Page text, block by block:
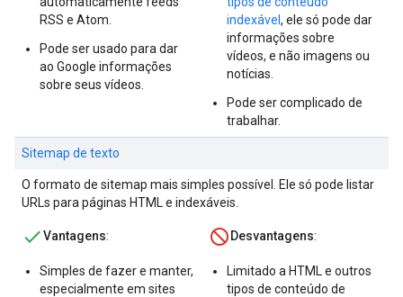
RSS e Atom.
Pode ser usado para dar
ao Google informações
sobre seus vídeos.
indexável , ele só pode dar
informações sobre
vídeos, e não imagens ou
notícias.
Pode ser complicado de
trabalhar.
Sitemap de texto
O formato de sitemap mais simples possível. Ele só pode listar
URLs para páginas HTML e indexáveis.
Vantagens:
Simples de fazer e manter,
especialmente em sites
Desvantagens:
Limitado a HTML e outros
tipos de conteúdo de